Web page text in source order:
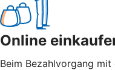
Online
Beim Bezahlvorgang